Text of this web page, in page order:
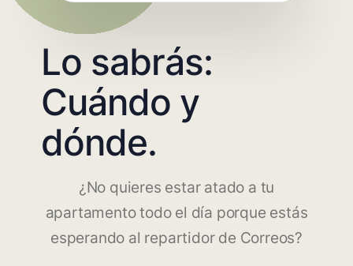
Lo sabrás:
Cuándo y
dónde.
¿No quieres estar atado a tu
apartamento todo el día porque estás
esperando al repartidor de Correos?